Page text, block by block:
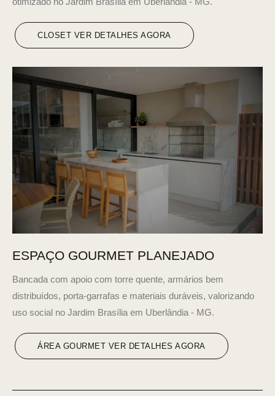
CLOSET VER DETALHES AGORA
ESPAÇO GOURMET PLANEJADO
Bancada com apoio com torre quente, armários bem
distribuídos, porta-garrafas e materiais duráveis, valorizando
uso social no Jardim Brasília em Uberlândia - MG.
ÁREA GOURMET VER DETALHES AGORA